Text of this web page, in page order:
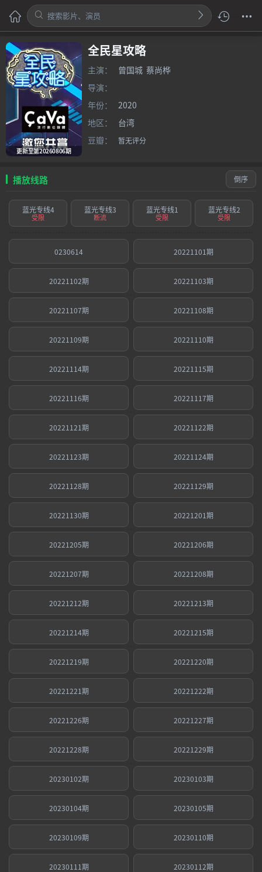
更新至第20260806期
全民星攻略
主演： 曾国城 蔡尚桦
导演：
年份：
2020
地区：
台湾
豆瓣：
暂无评分
播放线路 倒序
蓝光专线4
受限
蓝光专线3
断流
蓝光专线1
受限
蓝光专线2
受限
0230614 20221101期
20221102期 20221103期
20221107期 20221108期
20221109期 20221110期
20221114期 20221115期
20221116期 20221117期
20221121期 20221122期
20221123期 20221124期
20221128期 20221129期
20221130期 20221201期
20221205期 20221206期
20221207期 20221208期
20221212期 20221213期
20221214期 20221215期
20221219期 20221220期
20221221期 20221222期
20221226期 20221227期
20221228期 20221229期
20230102期 20230103期
20230104期 20230105期
20230109期 20230110期
20230111期 20230112期